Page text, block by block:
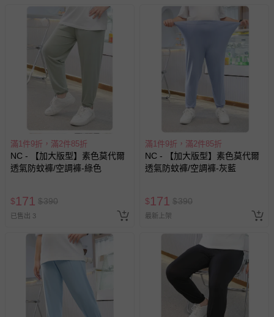
針對滿件折/滿額贈…等活動，如因部份退貨，而該訂單保
留商品未達活動門檻，將以原價計算，活動贈品亦需一併退
回。
部分商品依據消費者保護法的規定，不適用七天鑑賞期/猶
豫期範圍：
易於腐敗、保存期限較短或解約時即將逾期（例如生鮮
商品、食品等）。
客製化商品（例如客製生日書、姓名貼等）。
報紙、期刊或雜誌（惟書籍如經拆封、使用，則酌收整
新費用）。
等）。
非以有形媒介提供之數位內容或一經提供即為完成之線
上服務，經消費者事先同意始提供（例如線上課程、遊
戲或活動點數等）。
已拆封之以下類型商品：
-個人衛生用品（例如尿布、貼身衣物、泳裝、襪子、地
墊、寢具類等）。
-新生兒親膚衣物（嬰幼兒包巾與背巾、包屁衣、學習
滿1件9折，滿2件85折
NC - 【加大版型】素色莫代爾
透氣防蚊褲/空調褲-綠色
$171 $390
已售出 3
滿1件9折，滿2件85折
NC - 【加大版型】素色莫代爾
透氣防蚊褲/空調褲-灰藍
$171 $390
最新上架